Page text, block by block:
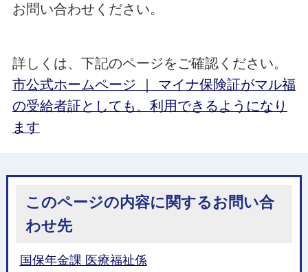
お問い合わせください。
詳しくは、下記のページをご確認ください。
市公式ホームページ ｜ マイナ保険証がマル福
の受給者証としても、利用できるようになり
ます
このページの内容に関するお問い合
わせ先
国保年金課 医療福祉係